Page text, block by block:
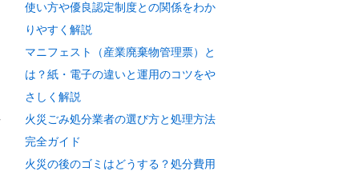
使い方や優良認定制度との関係をわか
りやすく解説
マニフェスト（産業廃棄物管理票）と
は？紙・電子の違いと運用のコツをや
さしく解説
火災ごみ処分業者の選び方と処理方法
完全ガイド
火災の後のゴミはどうする？処分費用